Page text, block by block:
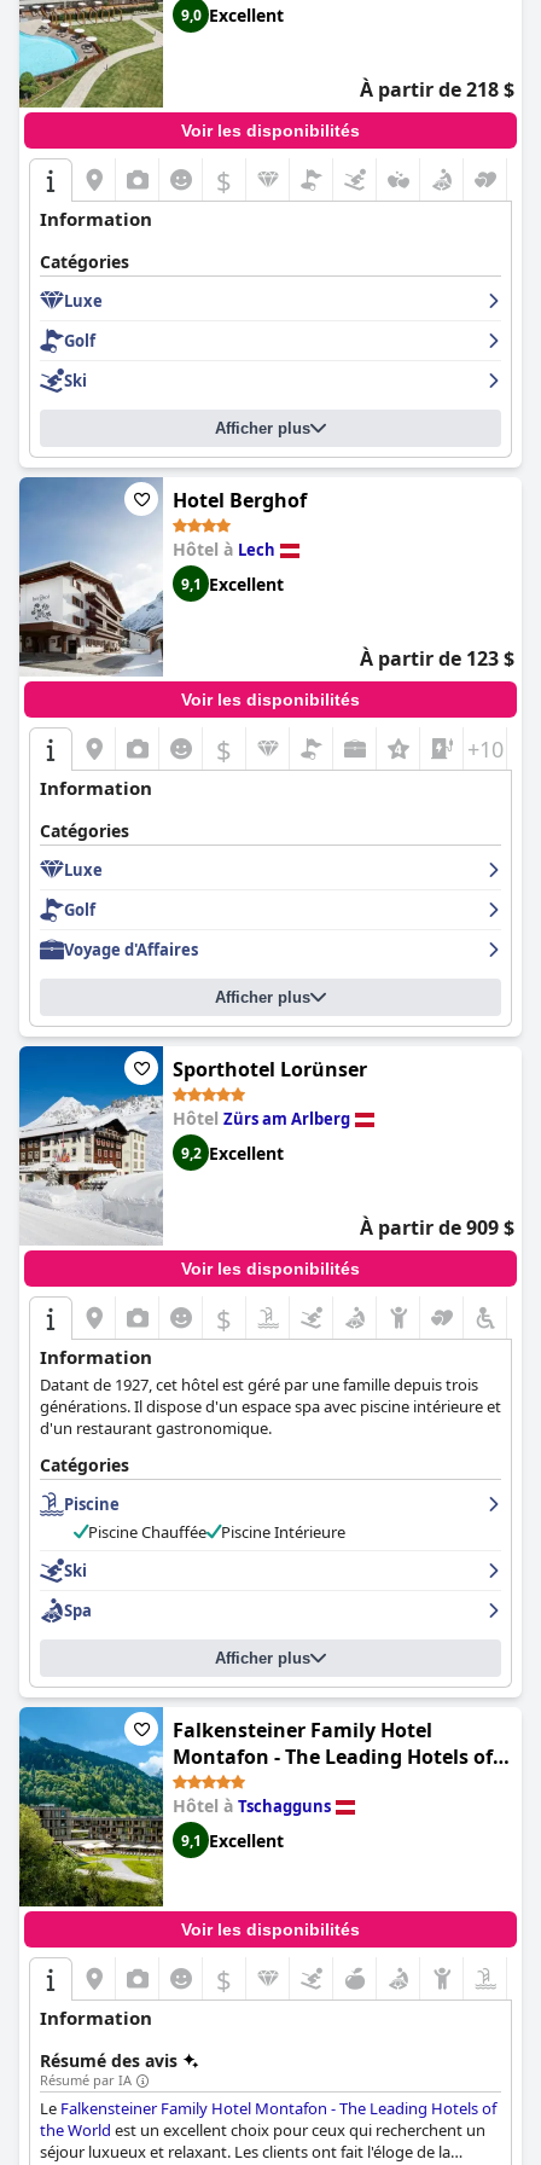
9,0 Excellent
À partir de 218 $
Voir les disponibilités
$
Information
Catégories
Luxe
Golf
Ski
Afficher plus
Hotel Berghof
Hôtel à Lech
9,1 Excellent
À partir de 123 $
Voir les disponibilités
$ +10
Information
Catégories
Luxe
Golf
Voyage d'Affaires
Afficher plus
Sporthotel Lorünser
Hôtel Zürs am Arlberg
9,2 Excellent
À partir de 909 $
Voir les disponibilités
$
Information
Datant de 1927, cet hôtel est géré par une famille depuis trois
générations. Il dispose d'un espace spa avec piscine intérieure et
d'un restaurant gastronomique.
Catégories
Piscine
Piscine Chauffée
Piscine Intérieure
Ski
Spa
Afficher plus
Falkensteiner Family Hotel
Montafon - The Leading Hotels of
the World
Hôtel à Tschagguns
9,1 Excellent
Voir les disponibilités
$
Information
Résumé des avis
Résumé par IA
Le Falkensteiner Family Hotel Montafon - The Leading Hotels of
the World est un excellent choix pour ceux qui recherchent un
séjour luxueux et relaxant. Les clients ont fait l'éloge de la